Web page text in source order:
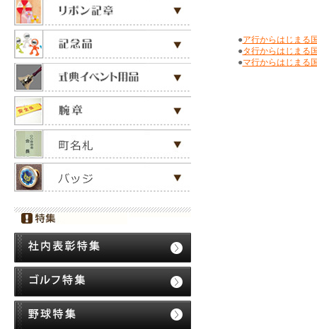
●ア行からはじまる
●タ行からはじまる
●マ行からはじまる